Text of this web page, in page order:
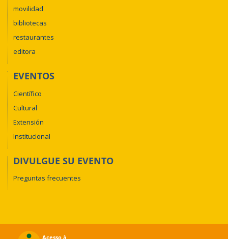
movilidad
bibliotecas
restaurantes
editora
EVENTOS
Científico
Cultural
Extensión
Institucional
DIVULGUE SU EVENTO
Preguntas frecuentes